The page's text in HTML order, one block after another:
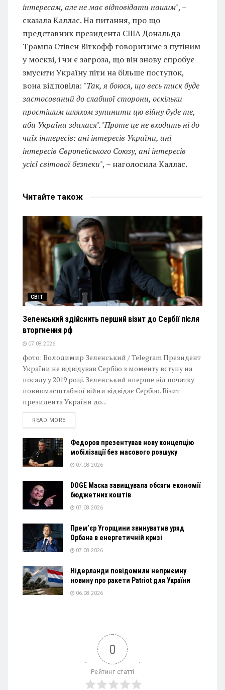
інтересам, але не має відповідати нашим", –
сказала Каллас. На питання, про що
представник президента США Дональда
Трампа Стівен Віткофф говоритиме з путіним
у москві, і чи є загроза, що він знову спробує
змусити Україну піти на більше поступок,
вона відповіла: "Так, я боюся, що весь тиск буде
застосований до слабшої сторони, оскільки
простішим шляхом зупинити цю війну буде те,
аби Україна здалася". "Проте це не входить ні до
чиїх інтересів: ані інтересів України, ані
інтересів Європейського Союзу, ані інтересів
усієї світової безпеки", – наголосила Каллас.
Читайте також
СВІТ
Зеленський здійснить перший візит до Сербії після
вторгнення рф
07.08.2026
фото: Володимир Зеленський / Telegram Президент
України не відвідував Сербію з моменту вступу на
посаду у 2019 році. Зеленський вперше від початку
повномасштабної війни відвідає Сербію. Візит
президента України до...
READ MOREDETAILS
Федоров презентував нову концепцію
мобілізації без масового розшуку
07.08.2026
DOGE Маска завищувала обсяги економії
бюджетних коштів
07.08.2026
Прем’єр Угорщини звинуватив уряд
Орбана в енергетичній кризі
07.08.2026
Нідерланди повідомили неприємну
новину про ракети Patriot для України
06.08.2026
0
Рейтинг статті